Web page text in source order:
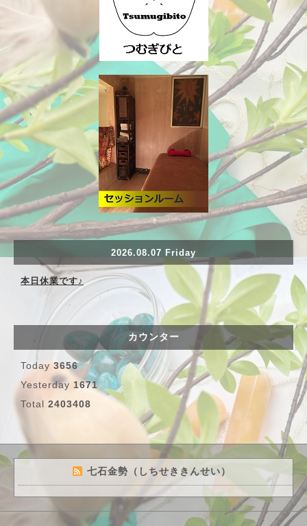
2026.08.07 Friday
本日休業です♪
カウンター
Today 3656
Yesterday 1671
Total 2403408
七石金勢（しちせききんせい）